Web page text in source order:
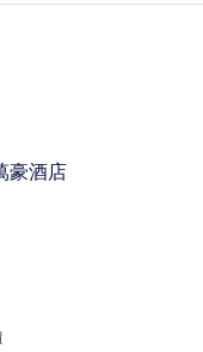
豪酒店
店